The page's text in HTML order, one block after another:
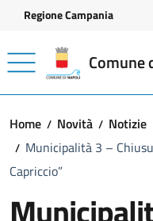
Vai ai contenuti
Vai al footer
Regione Campania
Comune
Home Novità
Notizie
Municipalità 3 –
Capriccio”